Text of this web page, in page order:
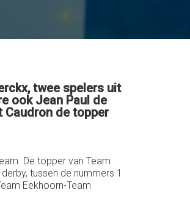
twee spelers uit
ook Jean Paul de
Caudron de topper
De topper van Team
tussen de nummers 1
Eekhoorn-Team